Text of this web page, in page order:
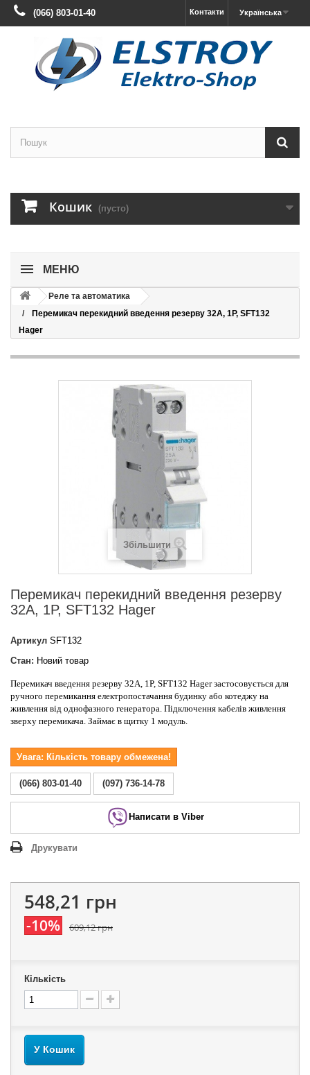
Українська
Контакти
(066) 803-01-40
Кошик (пусто)
МЕНЮ
Реле та автоматика
Перемикач перекидний введення резерву 32А, 1P, SFT132
Hager
Збільшити
Перемикач перекидний введення резерву
32А, 1P, SFT132 Hager
Артикул SFT132
Стан: Новий товар
Перемикач введення резерву 32А, 1P, SFT132 Hager застосовується для
ручного перемикання електропостачання будинку або котеджу на
живлення від однофазного генератора. Підключення кабелів живлення
зверху перемикача. Займає в щитку 1 модуль.
Увага: Кількість товару обмежена!
(066) 803-01-40 (097) 736-14-78
Написати в Viber
Друкувати
548,21 грн
-10% 609,12 грн
Кількість
У Кошик